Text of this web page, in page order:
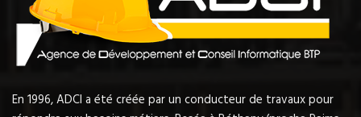
En 1996, ADCI a été créée par un conducteur de travaux pour